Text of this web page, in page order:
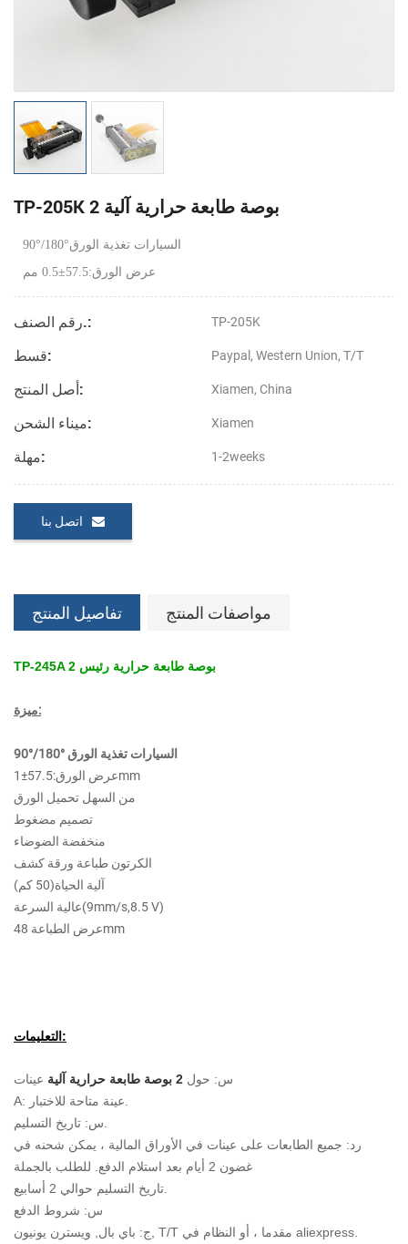
TP-205K 2 بوصة طابعة حرارية آلية
90°/180°السيارات تغذية الورق
عرض الورق:57.5±0.5 مم
رقم الصنف.: TP-205K
قسط: Paypal, Western Union, T/T
أصل المنتج: Xiamen, China
ميناء الشحن: Xiamen
مهلة: 1-2weeks
اتصل بنا
تفاصيل المنتج مواصفات المنتج
TP-245A 2 بوصة طابعة حرارية رئيس
ميزة:
90°/180° السيارات تغذية الورق
عرض الورق:57.5±1mm
من السهل تحميل الورق
تصميم مضغوط
منخفضة الضوضاء
الكرتون طباعة ورقة كشف
آلية الحياة(50 كم)
عالية السرعة(9mm/s,8.5 V)
عرض الطباعة 48mm
التعليمات:
س: حول
عينات
رد: جميع الطابعات على عينات في الأوراق المالية ، يمكن شحنه في
غضون 2 أيام بعد استلام الدفع. للطلب بالجملة
س: شروط الدفع
ج: باي بال, ويسترن يونيون, T/T مقدما ، أو النظام في aliexpress.